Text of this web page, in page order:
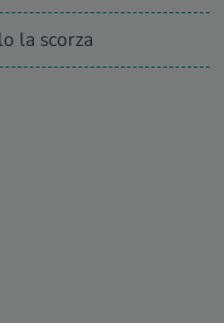
la scorza